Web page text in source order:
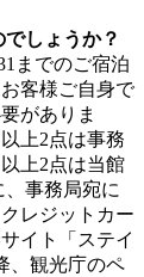
しょうか？
までのご宿泊
客様ご自身で
がありま
上2点は事務
上2点は当館
、事務局宛に
レジットカー
イト「ステイ
、観光庁のペ